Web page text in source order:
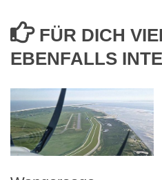
FÜR DICH
EBENFALLS